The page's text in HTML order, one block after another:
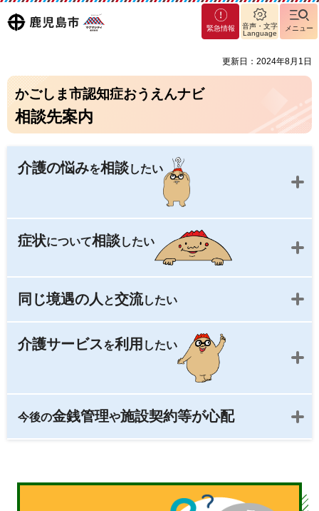
鹿児島
マグ
マシ
緊急情報
音声・文字
Language
メニュー
更新日：2024年8月1日
かごしま市認知症おうえんナビ
相談先案内
介護の悩みを相談したい
症状について相談したい
同じ境遇の人 と交流したい
介護サービスを利用 したい
今後の金銭管理や施設契約等が心配